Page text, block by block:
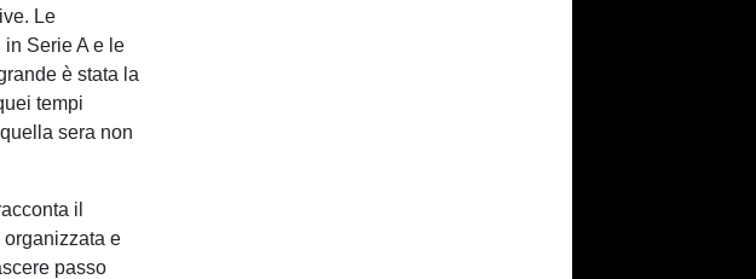
Le
Serie A e le
è stata la
tempi
sera non
il
organizzata e
passo